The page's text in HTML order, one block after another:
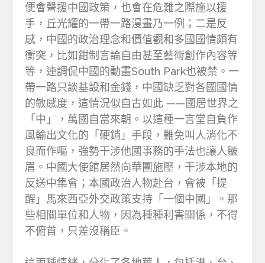
便會聲援中國政策，也會在危難之際施以援
手，丘光耀的一帶一路漫畫乃一例；二是反
感，中國的政治理念和價值觀和多國國情頗有
衝突，比如鉗制言論自由甚至藝術創作內容等
等，連調侃中國的動畫South Park也被禁。一
帶一路只談基設和金錢，中國缺乏對各國國情
的敏感度，這情況似自古如此 ——國居世界之
「中」，萬國自當來朝。以這種一言堂自負作
風輸出文化的「硬銷」手段，難免叫人消化不
良而作嘔，強勢干涉他國事務的手法也讓人皺
眉。中國大使館居然向華團施壓，干涉本地的
反送中集會；本國政治人物赴台，會被「提
醒」馬來西亞外交政策支持「一個中國」。那
些相關單位和人物，因為種種利害關係，不得
不俯首，只差沒稱臣。